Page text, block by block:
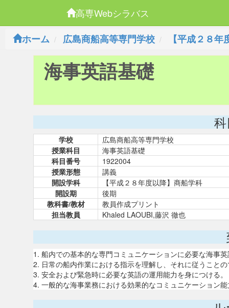
高専Webシラバス
ホーム
広島商船高等専門学校 【平成２８
海事英語基礎
学校
広島商船高等専門学校
授業科目
海事英語基礎
科目番号
1922004
授業形態
講義
開設学科
【平成２８年度以降】商船学科
開設期
後期
教科書/教材
教員作成プリント
担当教員
Khaled LAOUBI,藤沢 徹也
1. 船内での基本的な専門コミュニケーションに必要な海事
2. 日常の船内作業における指示を理解し、それに従うこと
3. 安全および緊急時に必要な英語の運用能力を身につける。
4. 一般的な海事業務における効果的なコミュニケーション